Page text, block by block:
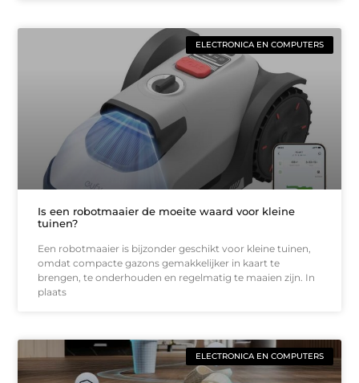
ELECTRONICA EN COMPUTERS
Is een robotmaaier de moeite waard voor kleine
tuinen?
Een robotmaaier is bijzonder geschikt voor kleine tuinen,
omdat compacte gazons gemakkelijker in kaart te
brengen, te onderhouden en regelmatig te maaien zijn. In
plaats
ELECTRONICA EN COMPUTERS